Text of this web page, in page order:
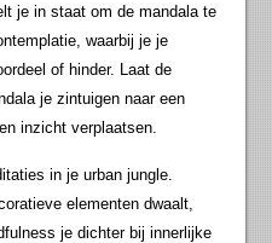
je in staat om de mandala te
waarbij je je
of hinder. Laat de
je zintuigen naar een
inzicht verplaatsen.
in je urban jungle.
elementen dwaalt,
je dichter bij innerlijke